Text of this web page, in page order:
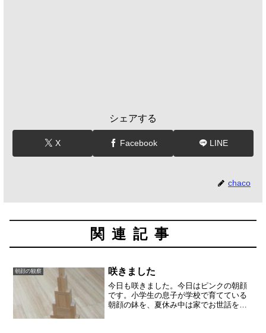
シェアする
X Facebook LINE
chaco
関連記事
朝顔の観察 咲きました
今日も咲きました。今日はピンクの朝顔
です。小学生の息子が学校で育てている
朝顔の鉢を、夏休み中は家でお世話をし